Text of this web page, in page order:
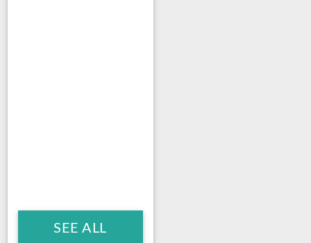
SEE ALL